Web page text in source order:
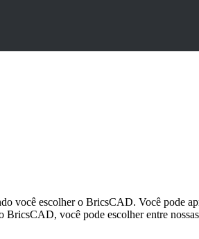
você escolher o BricsCAD. Você pode
BricsCAD, você pode escolher entre